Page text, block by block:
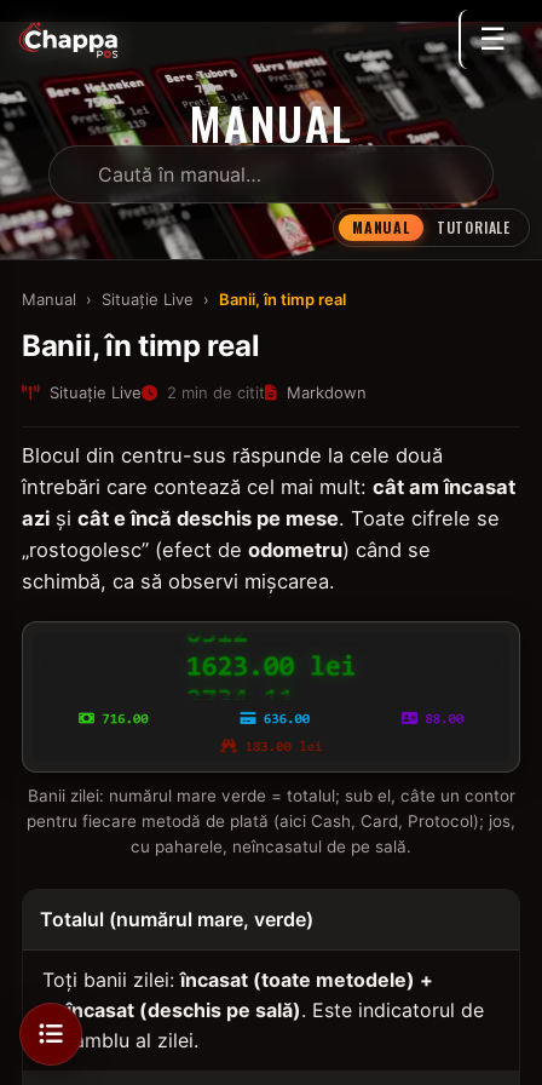
☰
MANUAL
MANUAL TUTORIALE
Manual › Situație Live › Banii, în timp real
Banii, în timp real
Situație Live 2 min de citit Markdown
Blocul din centru-sus răspunde la cele două
întrebări care contează cel mai mult: cât am încasat
azi și cât e încă deschis pe mese. Toate cifrele se
„rostogolesc” (efect de odometru) când se
schimbă, ca să observi mișcarea.
Banii zilei: numărul mare verde = totalul; sub el, câte un contor
pentru fiecare metodă de plată (aici Cash, Card, Protocol); jos,
cu paharele, neîncasatul de pe sală.
Totalul (numărul mare, verde)
Toți banii zilei:încasat (toate metodele) +
neîncasat (deschis pe sală). Este indicatorul de
ansamblu al zilei.